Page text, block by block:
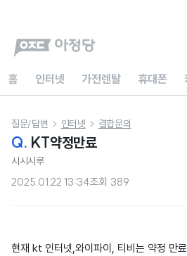
홈 인터넷 가전렌탈 휴대폰
질문/답변  인터넷  결합문의
Q. KT약정만료
시시시루
2025.01.22 13:34조회 389
현재 kt 인터넷,와이파이, 티비는 약정 만